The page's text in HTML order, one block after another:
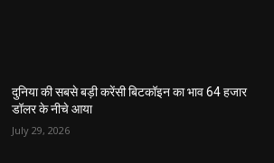
दुनिया की सबसे बड़ी करेंसी बिटकॉइन का भाव 64 हजार
डॉलर के नीचे आया
July 29, 2026